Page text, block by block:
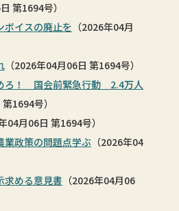
第1694号）
ボイスの廃止を （2026年04月
（2026年04月06日 第1694号）
ろ！ 国会前緊急行動 2.4万人
1694号）
04月06日 第1694号）
業政策の問題点学ぶ （2026年04
求める意見書 （2026年04月06